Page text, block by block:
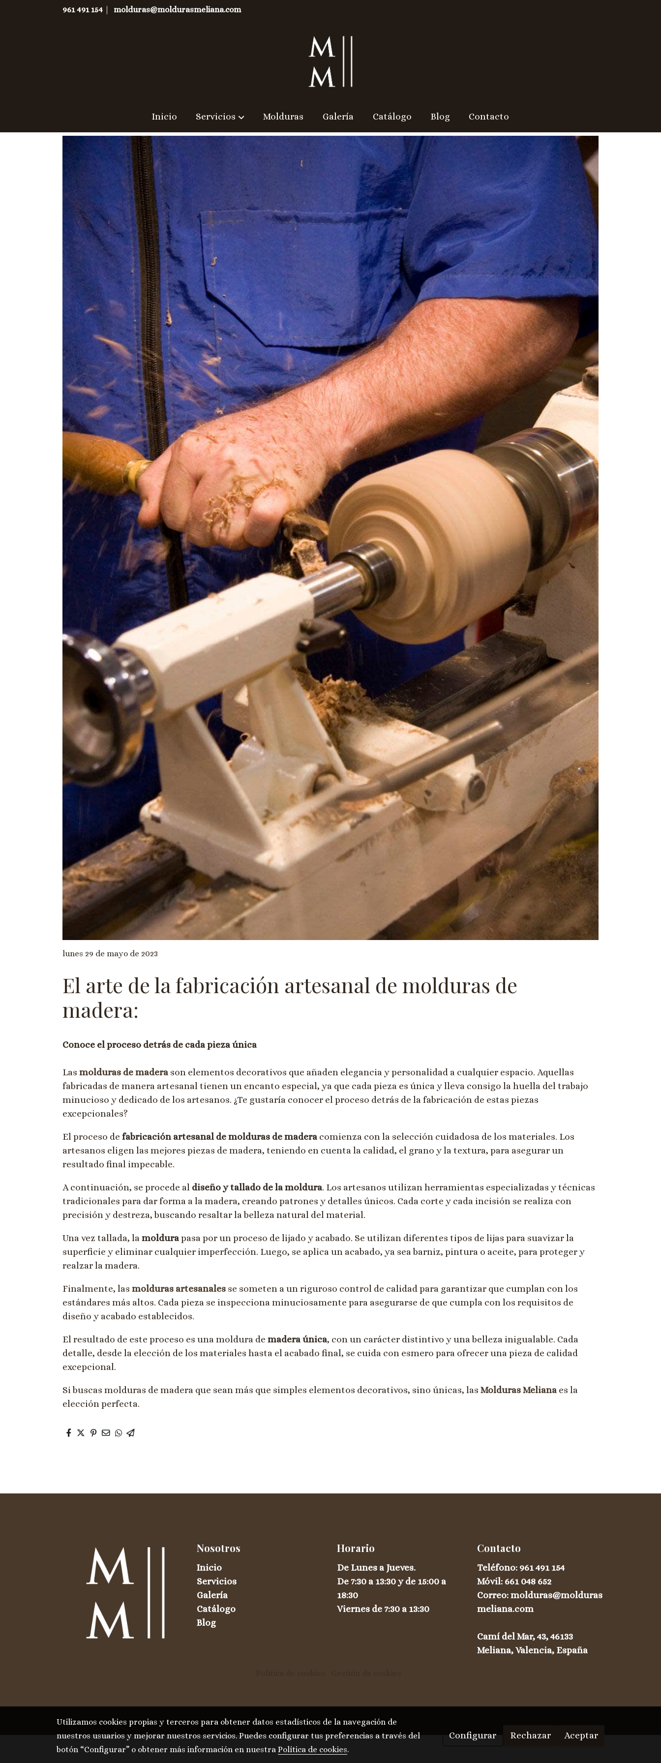
961 491 154 molduras@moldurasmeliana.com
Inicio Servicios Molduras Galería Catálogo Blog Contacto
lunes 29 de mayo de 2023
El arte de la fabricación artesanal de molduras de
madera:
Conoce el proceso detrás de cada pieza única
Lasmolduras de madera son elementos decorativos que añaden elegancia y personalidad a cualquier espacio. Aquellas
fabricadas de manera artesanal tienen un encanto especial, ya que cada pieza es única y lleva consigo la huella del trabajo
minucioso y dedicado de los artesanos. ¿Te gustaría conocer el proceso detrás de la fabricación de estas piezas
excepcionales?
El proceso defabricación artesanal de molduras de madera comienza con la selección cuidadosa de los materiales. Los
artesanos eligen las mejores piezas de madera, teniendo en cuenta la calidad, el grano y la textura, para asegurar un
resultado final impecable.
A continuación, se procede al diseño y tallado de la moldura. Los artesanos utilizan herramientas especializadas y técnicas
tradicionales para dar forma a la madera, creando patrones y detalles únicos. Cada corte y cada incisión se realiza con
precisión y destreza, buscando resaltar la belleza natural del material.
Una vez tallada, lamoldurapasa por un proceso de lijado y acabado. Se utilizan diferentes tipos de lijas para suavizar la
superficie y eliminar cualquier imperfección. Luego, se aplica un acabado, ya sea barniz, pintura o aceite, para proteger y
realzar la madera.
Finalmente, las molduras artesanales se someten a un riguroso control de calidad para garantizar que cumplan con los
estándares más altos. Cada pieza se inspecciona minuciosamente para asegurarse de que cumpla con los requisitos de
diseño y acabado establecidos.
El resultado de este proceso es una moldura de madera única, con un carácter distintivo y una belleza inigualable. Cada
detalle, desde la elección de los materiales hasta el acabado final, se cuida con esmero para ofrecer una pieza de calidad
excepcional.
Si buscas molduras de madera que sean más que simples elementos decorativos, sino únicas, lasMolduras Meliana es la
elección perfecta.
Nosotros
Inicio
Servicios
Galería
Catálogo
Blog
Horario
De Lunes a Jueves.
De 7:30 a 13:30 y de 15:00 a
18:30
Viernes de 7:30 a 13:30
Contacto
Teléfono: 961 491 154
Móvil: 661 048 652
Correo: molduras@molduras
meliana.com
Camí del Mar, 43, 46133
Meliana, Valencia, España
Utilizamos cookies propias y terceros para obtener datos estadísticos de la navegación de
nuestros usuarios y mejorar nuestros servicios. Puedes configurar tus preferencias a través del
botón “Configurar” o obtener más información en nuestra Política de cookies.
Configurar Rechazar Aceptar